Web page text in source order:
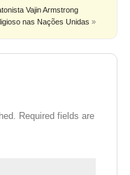
Vajin Armstrong
nas Nações Unidas »
Required fields are